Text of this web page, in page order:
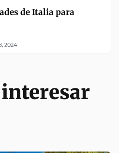
de Italia para
2024
interesar